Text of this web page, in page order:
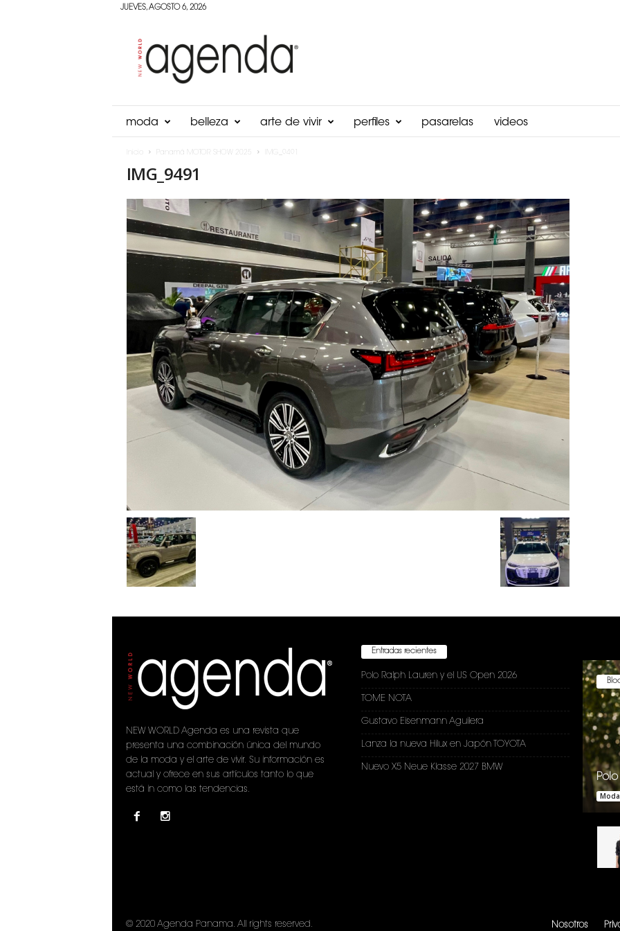
JUEVES, AGOSTO 6, 2026
Panama
moda belleza arte de vivir perfiles pasarelas videos
Panamá MOTOR SHOW 2025 IMG_9491
IMG_9491
NEW WORLD Agenda es una revista que
presenta una combinación única del mundo
de la moda y el arte de vivir. Su información es
actual y ofrece en sus artículos tanto lo que
está in como las tendencias.
Entradas recientes
Polo Ralph Lauren y el US Open 2026
TOME NOTA
Gustavo Eisenmann Aguilera
Lanza la nueva Hilux en Japón TOYOTA
Nuevo X5 Neue Klasse 2027 BMW
Moda
Nosotros
© 2020 Agenda Panama. All rights reserved.